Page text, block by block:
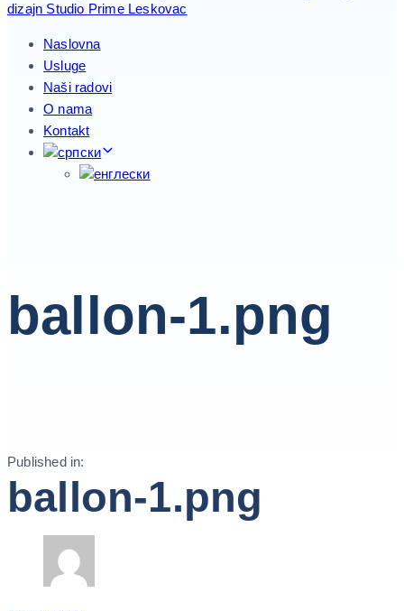
Naslovna
Usluge
Naši radovi
O nama
Kontakt
ballon-1.png
Published in:
ballon-1.png